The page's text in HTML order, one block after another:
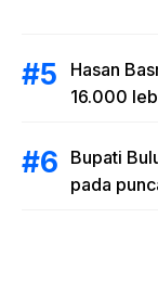
Hasan
16.000
Bupati
pada